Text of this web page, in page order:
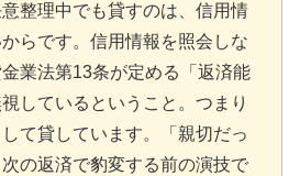
整理中でも貸すのは、信用情
らです。信用情報を照会しな
業法第13条が定める「返済能
しているということ。つまり
て貸しています。「親切だっ
の返済で豹変する前の演技で